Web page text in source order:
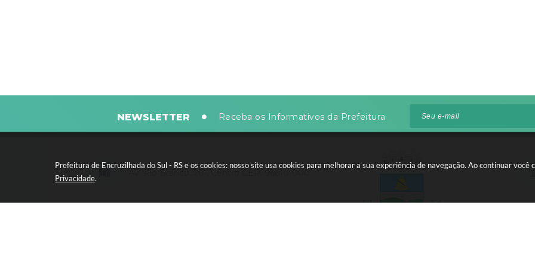
Prefeitura de Encruzilhada do Sul - RS e os cookies: nosso site usa cookies para melhorar a sua experiência de navegação. Ao continuar você
Privacidade.
NEWSLETTER Receba os Informativos da Prefeitura
Av. Rio Branco, 261, Centro CEP: 96610-000